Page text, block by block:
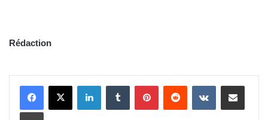
Rédaction